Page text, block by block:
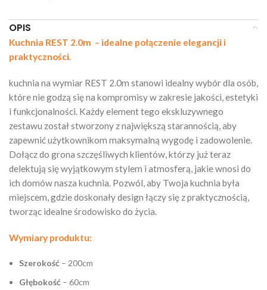
OPIS
Kuchnia REST 2.0m – idealne połączenie elegancji i
praktyczności.
kuchnia na wymiar REST 2.0m stanowi idealny wybór dla osób,
które nie godzą się na kompromisy w zakresie jakości, estetyki
i funkcjonalności. Każdy element tego ekskluzywnego
zestawu został stworzony z największą starannością, aby
zapewnić użytkownikom maksymalną wygodę i zadowolenie.
Dołącz do grona szczęśliwych klientów, którzy już teraz
delektują się wyjątkowym stylem i atmosferą, jakie wnosi do
ich domów nasza kuchnia. Pozwól, aby Twoja kuchnia była
miejscem, gdzie doskonały design łączy się z praktycznością,
tworząc idealne środowisko do życia.
Wymiary produktu:
Szerokość – 200cm
Głębokość – 60cm